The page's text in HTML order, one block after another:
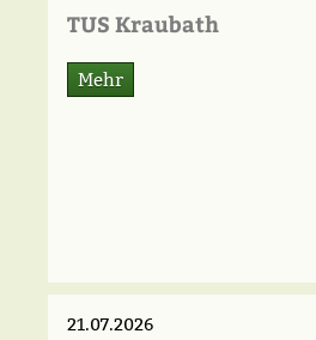
TUS Kraubath
Mehr
21.07.2026